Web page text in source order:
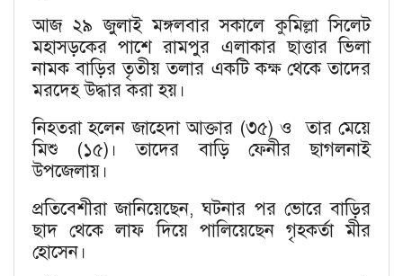
আজ ২৯ জুলাই মঙ্গলবার সকালে কুমিল্লা সিলেট
মহাসড়কের পাশে রামপুর এলাকার ছাত্তার ভিলা
নামক বাড়ির তৃতীয় তলার একটি কক্ষ থেকে তাদের
মরদেহ উদ্ধার করা হয়।
নিহতরা হলেন জাহেদা আক্তার (৩৫) ও তার মেয়ে
মিশু (১৫)। তাদের বাড়ি ফেনীর ছাগলনাই
উপজেলায়।
প্রতিবেশীরা জানিয়েছেন, ঘটনার পর ভোরে বাড়ির
ছাদ থেকে লাফ দিয়ে পালিয়েছেন গৃহকর্তা মীর
হোসেন।